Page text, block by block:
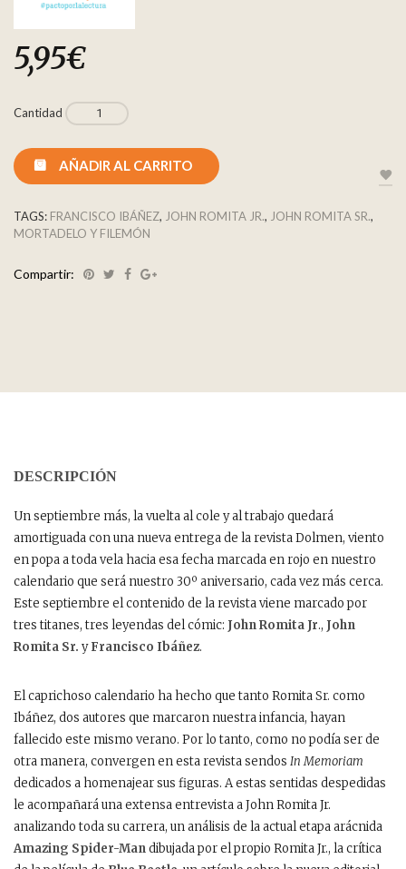
5,95€
Cantidad
AÑADIR AL CARRITO
TAGS: FRANCISCO IBÁÑEZ, JOHN ROMITA JR., JOHN ROMITA SR.,
MORTADELO Y FILEMÓN
Compartir:
DESCRIPCIÓN
Un septiembre más, la vuelta al cole y al trabajo quedará
amortiguada con una nueva entrega de la revista Dolmen, viento
en popa a toda vela hacia esa fecha marcada en rojo en nuestro
calendario que será nuestro 30º aniversario, cada vez más cerca.
Este septiembre el contenido de la revista viene marcado por
tres titanes, tres leyendas del cómic: John Romita Jr., John
Romita Sr. yFrancisco Ibáñez.
El caprichoso calendario ha hecho que tanto Romita Sr. como
Ibáñez, dos autores que marcaron nuestra infancia, hayan
fallecido este mismo verano. Por lo tanto, como no podía ser de
otra manera, convergen en esta revista sendos In Memoriam
dedicados a homenajear sus figuras. A estas sentidas despedidas
le acompañará una extensa entrevista a John Romita Jr.
analizando toda su carrera, un análisis de la actual etapa arácnida
Amazing Spider-Mandibujada por el propio Romita Jr., la crítica